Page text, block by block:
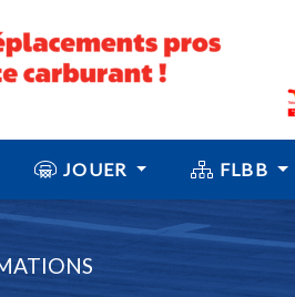
JOUER FLBB